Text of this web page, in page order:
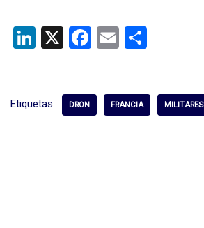
Li
dI
X
F
b
E
p
Etiquetas: DRON FRANCIA MILITARES